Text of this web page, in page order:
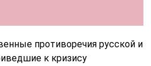
противоречия русской и
к кризису